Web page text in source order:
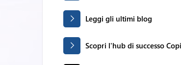
Leggi gli ultimi blog
Scopri l'hub di successo